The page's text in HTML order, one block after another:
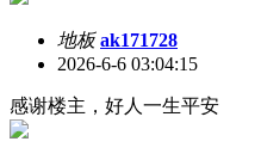
地板 ak171728
2026-6-6 03:04:15
感谢楼主，好人一生平安